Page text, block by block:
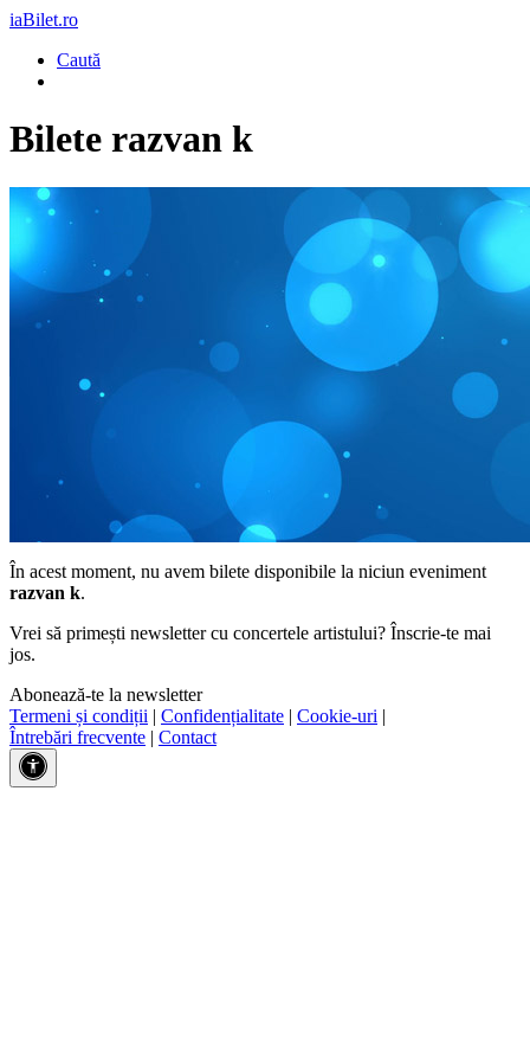
iaBilet.ro
Caută
Bilete razvan k
În acest moment, nu avem bilete disponibile la niciun eveniment
razvan k.
Vrei să primești newsletter cu concertele artistului? Înscrie-te mai
jos.
Abonează-te la newsletter
Termeni și condiții | Confidențialitate | Cookie-uri |
Întrebări frecvente | Contact